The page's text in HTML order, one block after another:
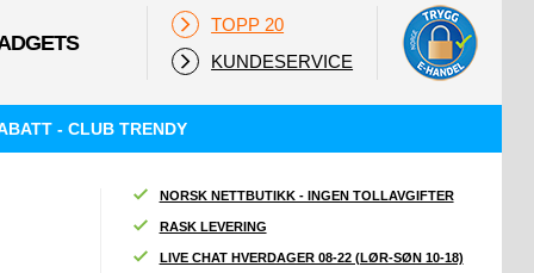
TOPP 20
KUNDESERVICE
- CLUB TRENDY
NORSK NETTBUTIKK - INGEN TOLLAVGIFTER
RASK LEVERING
LIVE CHAT HVERDAGER 08-22 (LØR-SØN 10-18)